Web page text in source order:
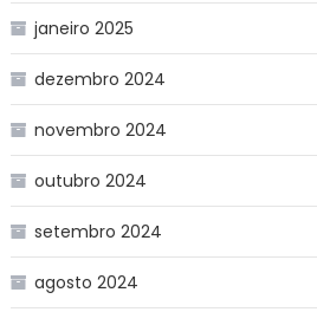
janeiro 2025
dezembro 2024
novembro 2024
outubro 2024
setembro 2024
agosto 2024